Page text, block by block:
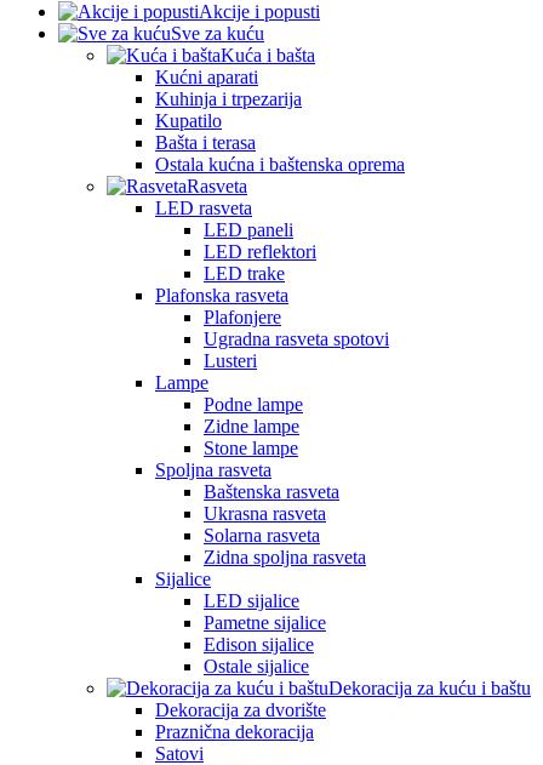
Akcije i popusti
Sve za kuću
Kuća i bašta
Kućni aparati
Kuhinja i trpezarija
Kupatilo
Bašta i terasa
Ostala kućna i baštenska oprema
Rasveta
LED rasveta
LED paneli
LED reflektori
LED trake
Plafonska rasveta
Plafonjere
Ugradna rasveta spotovi
Lusteri
Lampe
Podne lampe
Zidne lampe
Stone lampe
Spoljna rasveta
Baštenska rasveta
Ukrasna rasveta
Solarna rasveta
Zidna spoljna rasveta
Sijalice
LED sijalice
Pametne sijalice
Edison sijalice
Ostale sijalice
Dekoracija za kuću i baštu
Dekoracija za dvorište
Praznična dekoracija
Satovi